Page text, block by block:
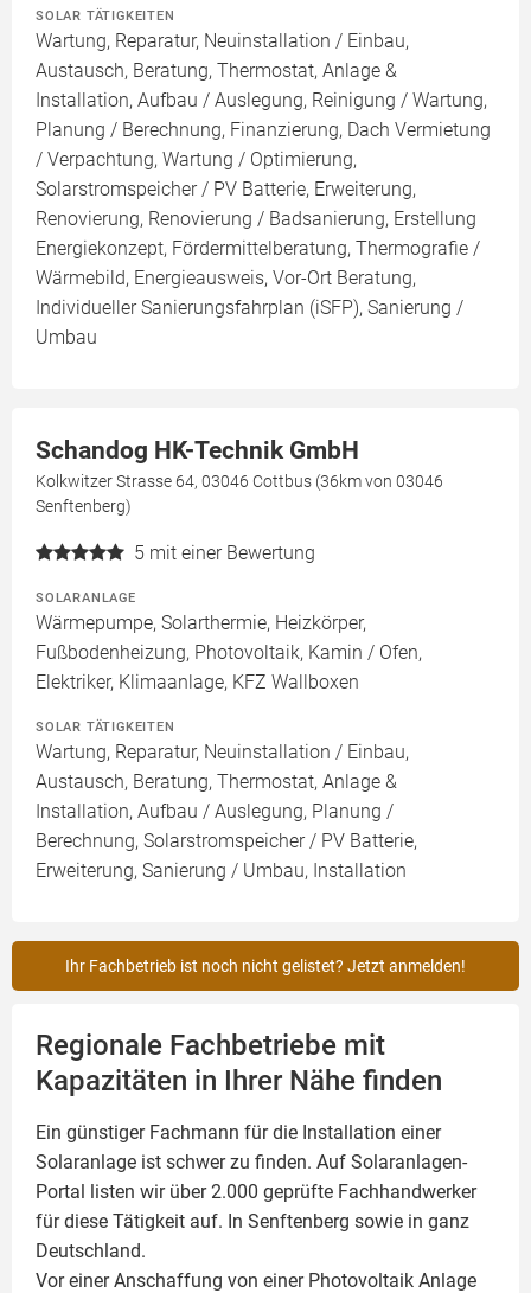
SOLAR TÄTIGKEITEN
Wartung, Reparatur, Neuinstallation / Einbau,
Austausch, Beratung, Thermostat, Anlage &
Installation, Aufbau / Auslegung, Reinigung / Wartung,
Planung / Berechnung, Finanzierung, Dach Vermietung
/ Verpachtung, Wartung / Optimierung,
Solarstromspeicher / PV Batterie, Erweiterung,
Renovierung, Renovierung / Badsanierung, Erstellung
Energiekonzept, Fördermittelberatung, Thermografie /
Wärmebild, Energieausweis, Vor-Ort Beratung,
Individueller Sanierungsfahrplan (iSFP), Sanierung /
Umbau
Schandog HK-Technik GmbH
Kolkwitzer Strasse 64, 03046 Cottbus (36km von 03046
Senftenberg)
5 mit einer Bewertung
SOLARANLAGE
Wärmepumpe, Solarthermie, Heizkörper,
Fußbodenheizung, Photovoltaik, Kamin / Ofen,
Elektriker, Klimaanlage, KFZ Wallboxen
SOLAR TÄTIGKEITEN
Wartung, Reparatur, Neuinstallation / Einbau,
Austausch, Beratung, Thermostat, Anlage &
Installation, Aufbau / Auslegung, Planung /
Berechnung, Solarstromspeicher / PV Batterie,
Erweiterung, Sanierung / Umbau, Installation
Ihr Fachbetrieb ist noch nicht gelistet? Jetzt anmelden!
Regionale Fachbetriebe mit
Kapazitäten in Ihrer Nähe finden
Ein günstiger Fachmann für die Installation einer
Solaranlage ist schwer zu finden. Auf Solaranlagen-
Portal listen wir über 2.000 geprüfte Fachhandwerker
für diese Tätigkeit auf. In Senftenberg sowie in ganz
Deutschland.
Vor einer Anschaffung von einer Photovoltaik Anlage